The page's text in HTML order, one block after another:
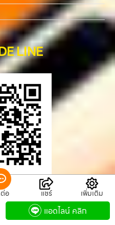
LINE
LINE
อถือ.com
อ แชร์ เพิ่มเติม
แอดไลน์ คลิก